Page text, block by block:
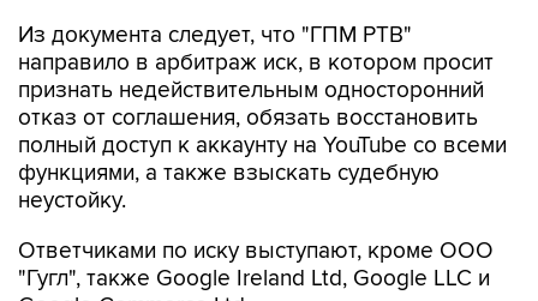
Из документа следует, что "ГПМ РТВ"
направило в арбитраж иск, в котором просит
признать недействительным односторонний
отказ от соглашения, обязать восстановить
полный доступ к аккаунту на YouTube со всеми
функциями, а также взыскать судебную
неустойку.
Ответчиками по иску выступают, кроме ООО
"Гугл", также Google Ireland Ltd, Google LLC и